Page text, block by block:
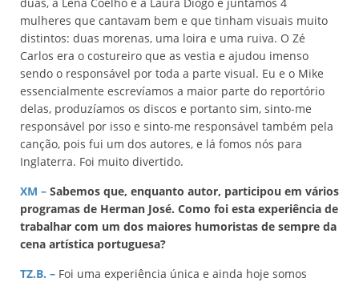
mulheres que cantavam bem e que tinham visuais muito
distintos: duas morenas, uma loira e uma ruiva. O Zé
Carlos era o costureiro que as vestia e ajudou imenso
sendo o responsável por toda a parte visual. Eu e o Mike
essencialmente escrevíamos a maior parte do reportório
delas, produzíamos os discos e portanto sim, sinto-me
responsável por isso e sinto-me responsável também pela
canção, pois fui um dos autores, e lá fomos nós para
Inglaterra. Foi muito divertido.
XM – Sabemos que, enquanto autor, participou em vários
programas de Herman José. Como foi esta experiência de
trabalhar com um dos maiores humoristas de sempre da
cena artística portuguesa?
TZ.B. – Foi uma experiência única e ainda hoje somos